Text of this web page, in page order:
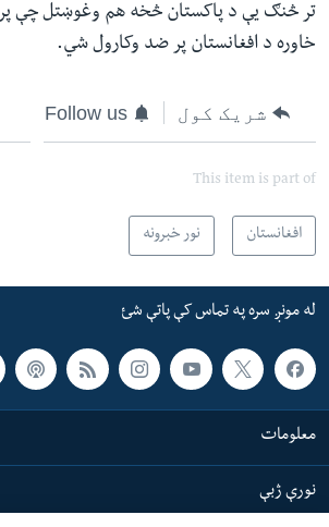
تر څنګ یې د پاکستان څخه هم وغوښتل چې
خاوره د افغانستان پر ضد وکارول شي.
شریک کول Follow us
This item is part of
افغانستان نور خبرونه
له مونږ سره په تماس کې پاتې شئ
معلومات
نورې ژبې